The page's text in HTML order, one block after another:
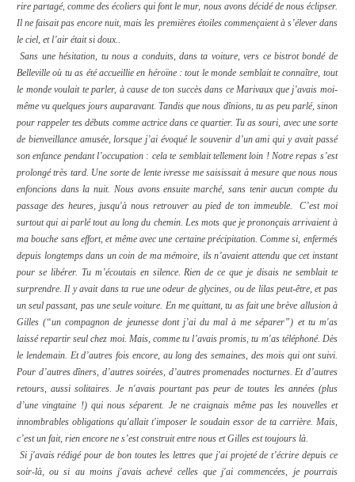
rire partagé, comme des écoliers qui font le mur, nous avons décidé de nous éclipser.
Il ne faisait pas encore nuit, mais les premières étoiles commençaient à s’élever dans
le ciel, et l’air était si doux..
Sans une hésitation, tu nous a conduits, dans ta voiture, vers ce bistrot bondé de
Belleville où tu as été accueillie en héroïne : tout le monde semblait te connaître, tout
le monde voulait te parler, à cause de ton succès dans ce Marivaux que j’avais moi-
même vu quelques jours auparavant. Tandis que nous dînions, tu as peu parlé, sinon
pour rappeler tes débuts comme actrice dans ce quartier. Tu as souri, avec une sorte
de bienveillance amusée, lorsque j’ai évoqué le souvenir d’un ami qui y avait passé
son enfance pendant l’occupation : cela te semblait tellement loin ! Notre repas s’est
prolongé très tard. Une sorte de lente ivresse me saisissait à mesure que nous nous
enfoncions dans la nuit. Nous avons ensuite marché, sans tenir aucun compte du
passage des heures, jusqu'à nous retrouver au pied de ton immeuble.
C’est moi
surtout qui ai parlé tout au long du chemin. Les mots que je prononçais arrivaient à
ma bouche sans effort, et même avec une certaine précipitation. Comme si, enfermés
depuis longtemps dans un coin de ma mémoire, ils n’avaient attendu que cet instant
pour se libérer. Tu m’écoutais en silence. Rien de ce que je disais ne semblait te
surprendre. Il y avait dans ta rue une odeur de glycines, ou de lilas peut-être, et pas
un seul passant, pas une seule voiture. En me quittant, tu as fait une brève allusion à
Gilles (“un compagnon de jeunesse dont j’ai du mal à me séparer”) et tu m'as
laissé repartir seul chez moi. Mais, comme tu l’avais promis, tu m'as téléphoné. Dès
le lendemain. Et d’autres fois encore, au long des semaines, des mois qui ont suivi.
Pour d’autres dîners, d’autres soirées, d’autres promenades nocturnes. Et d’autres
retours, aussi solitaires. Je n'avais pourtant pas peur de toutes les années (plus
d’une vingtaine !) qui nous séparent. Je ne craignais même pas les nouvelles et
innombrables obligations qu'allait t'imposer le soudain essor de ta carrière. Mais,
c’est un fait, rien encore ne s’est construit entre nous et Gilles est toujours là.
Si j'avais rédigé pour de bon toutes les lettres que j'ai projeté de t’écrire depuis ce
soir-là, ou si au moins j'avais achevé celles que j'ai commencées, je pourrais